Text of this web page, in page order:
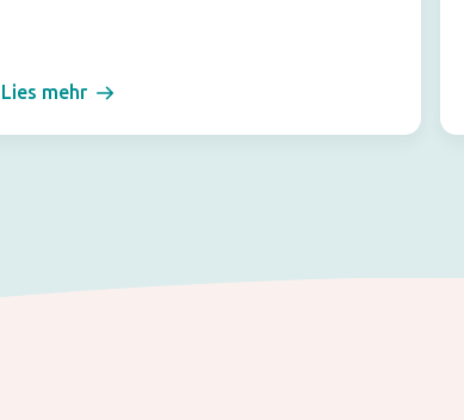
Lies mehr